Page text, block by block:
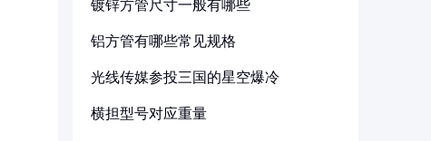
镀锌方管尺寸一般有哪些
铝方管有哪些常见规格
光线传媒参投三国的星空爆冷
横担型号对应重量